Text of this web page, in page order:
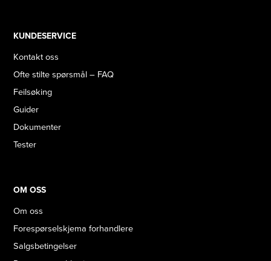
KUNDESERVICE
Kontakt oss
Ofte stilte spørsmål – FAQ
Feilsøking
Guider
Dokumenter
Tester
OM OSS
Om oss
Forespørselskjema forhandlere
Salgsbetingelser